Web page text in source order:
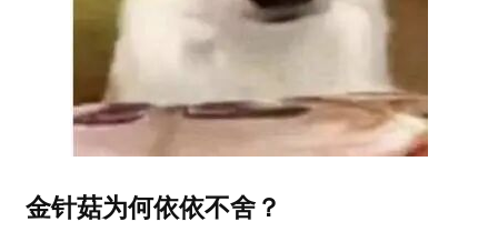
金针菇为何依依不舍？